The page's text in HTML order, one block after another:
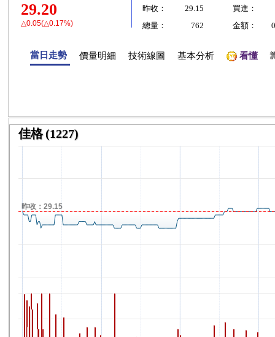
29.20
△0.05(△0.17%)
昨收：
29.15
買進：
總量：
762 金額：
當日走勢 價量明細 技術線圖 基本分析 看懂